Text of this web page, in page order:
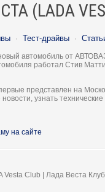
(LADA
· Тест-драйвы ·
автомобиль от
работал Стив
представлен на
новости, узнать
на сайте
Vesta Club | Лада Веста